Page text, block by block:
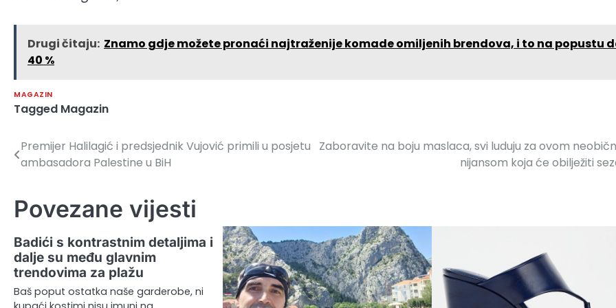
Drugi čitaju: Znamo gdje možete pronaći najtraženije komade omiljenih brendova, i to na popustu
40 %
MAGAZIN
Tagged Magazin
Navigacija
Premijer Halilagić i predsjednik Vujović primili u posjetu
ambasadora Palestine u BiH
Zaboravite na boju maslaca, svi luduju za ovom
nijansom koja će obilježiti
Povezane vijesti
Badići s kontrastnim detaljima i
dalje su među glavnim
trendovima za plažu
Baš poput ostatka naše garderobe, ni